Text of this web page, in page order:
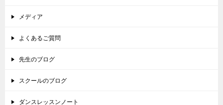
メディア
よくあるご質問
先生のブログ
スクールのブログ
ダンスレッスンノート